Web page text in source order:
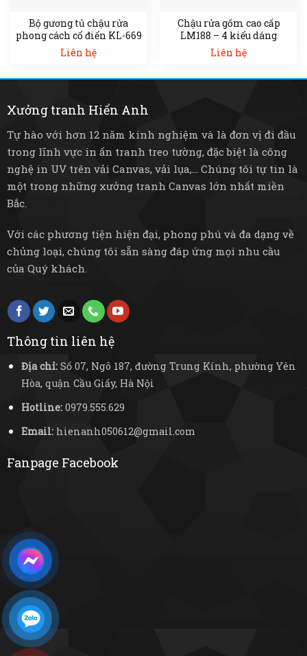
Bộ gương tủ chậu rửa
phong cách cổ điển KL-669
Liên hệ
Chậu rửa gốm cao cấp
LM188 – 4 kiểu dáng
Liên hệ
Xưởng tranh Hiển Anh
Tự hào với hơn 12 năm kinh nghiệm và là đơn vị đi đầu
trong lĩnh vực in ấn tranh treo tường, đặc biệt là công
nghệ in UV trên vải Canvas, vải lụa,... Chúng tôi tự tin là
một trong những xưởng tranh Canvas lớn nhất miền
Bắc.
Với các phương tiện hiện đại, phong phú và đa dạng về
chủng loại, chúng tôi sẵn sàng đáp ứng mọi nhu cầu
của Quý khách.
Thông tin liên hệ
Địa chỉ:Số 07, Ngõ 187, đường Trung Kính, phường Yên
Hòa, quận Cầu Giấy, Hà Nội
Hotline:0979.555.629
Email:hienanh050612@gmail.com
Fanpage Facebook